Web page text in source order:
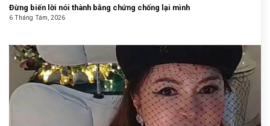
Đừng biến lời nói thành bằng chứng chống lại mình
6 Tháng Tám, 2026